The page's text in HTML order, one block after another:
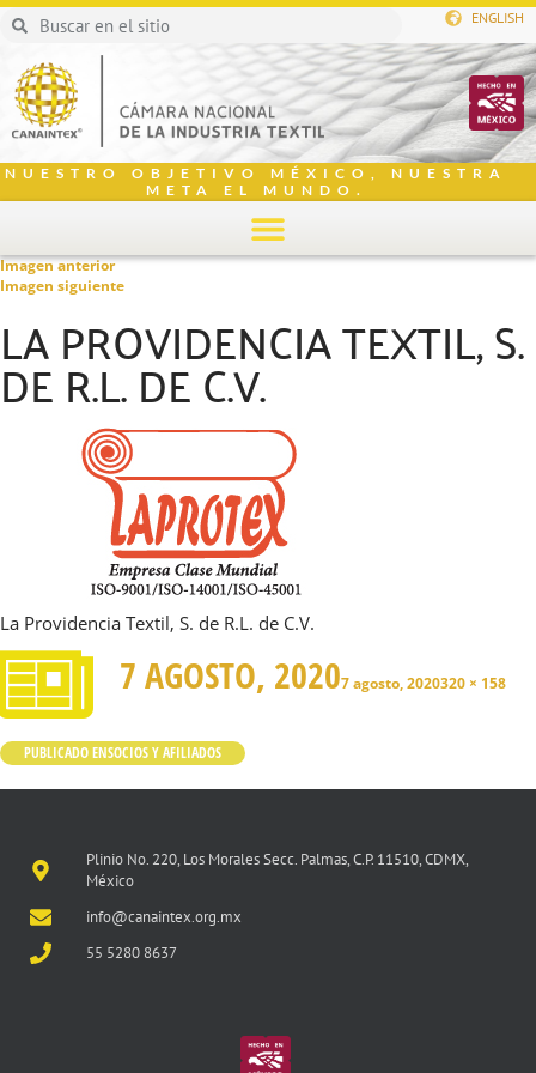
ENGLISH
NUESTRO OBJETIVO MÉXICO, NUESTRA
META EL MUNDO.
Imagen anterior
Imagen siguiente
LA PROVIDENCIA TEXTIL, S.
DE R.L. DE C.V.
La Providencia Textil, S. de R.L. de C.V.
7 AGOSTO, 20207 agosto, 2020320 × 158
PUBLICADO ENSOCIOS Y AFILIADOS
Plinio No. 220, Los Morales Secc. Palmas, C.P. 11510, CDMX,
México
info@canaintex.org.mx
55 5280 8637